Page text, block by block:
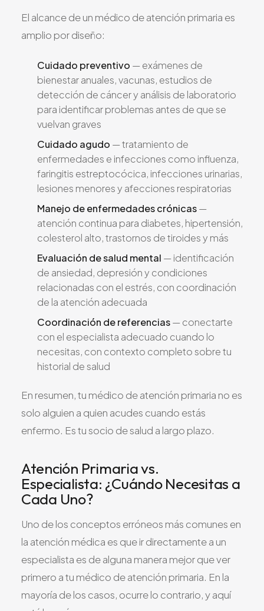
El alcance de un médico de atención primaria es
amplio por diseño:
Cuidado preventivo — exámenes de
bienestar anuales, vacunas, estudios de
detección de cáncer y análisis de laboratorio
para identificar problemas antes de que se
vuelvan graves
Cuidado agudo — tratamiento de
enfermedades e infecciones como influenza,
faringitis estreptocócica, infecciones urinarias,
lesiones menores y afecciones respiratorias
Manejo de enfermedades crónicas—
atención continua para diabetes, hipertensión,
colesterol alto, trastornos de tiroides y más
Evaluación de salud mental — identificación
de ansiedad, depresión y condiciones
relacionadas con el estrés, con coordinación
de la atención adecuada
Coordinación de referencias— conectarte
con el especialista adecuado cuando lo
necesitas, con contexto completo sobre tu
historial de salud
En resumen, tu médico de atención primaria no es
solo alguien a quien acudes cuando estás
enfermo. Es tu socio de salud a largo plazo.
Atención Primaria vs.
Especialista: ¿Cuándo Necesitas a
Cada Uno?
Uno de los conceptos erróneos más comunes en
la atención médica es que ir directamente a un
especialista es de alguna manera mejor que ver
primero a tu médico de atención primaria. En la
mayoría de los casos, ocurre lo contrario, y aquí